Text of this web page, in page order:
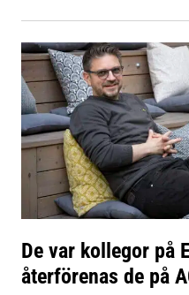
De var kollegor på
återförenas de på